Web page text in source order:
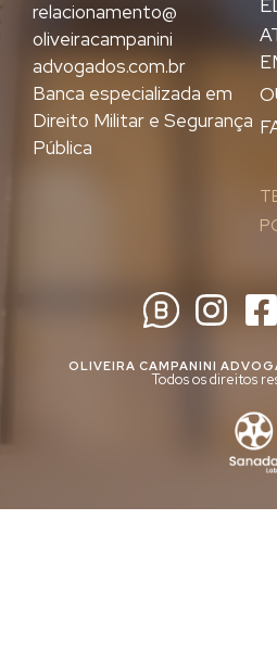
relacionamento@
oliveiracampanini
advogados.com.br
Banca especializada em
Direito Militar e Segurança
Pública
OLIVEIRA CAMPANINI
Todos os direitos